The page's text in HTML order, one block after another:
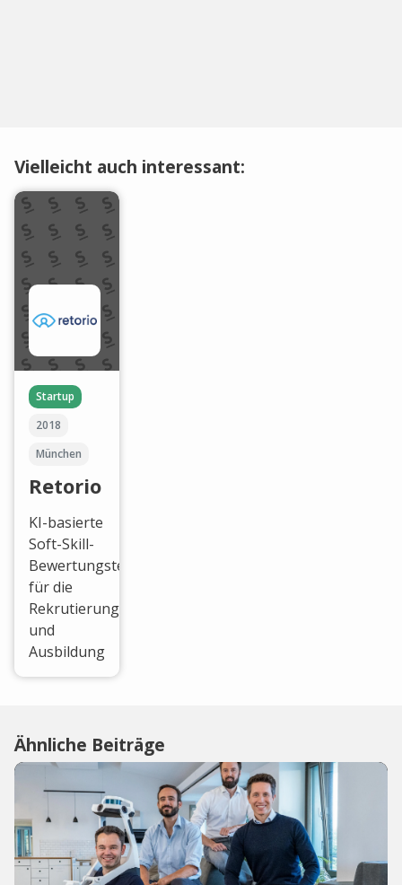
Vielleicht auch interessant:
Startup
2018
München
Retorio
KI-basierte
Soft-Skill-
Bewertungstechnologie
für die
Rekrutierung
und
Ausbildung
Ähnliche Beiträge